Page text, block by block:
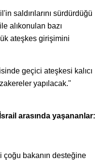
saldırılarını sürdürdüğü
alıkonulan bazı
ateşkes girişimini
geçici ateşkesi kalıcı
yapılacak."
arasında yaşananlar:
çoğu bakanın desteğine